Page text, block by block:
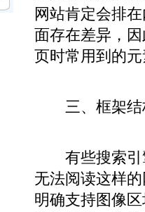
网站肯定会排
面存在差异，
页时常用到的
三、框架结
有些搜索引擎
无法阅读这样
明确支持图像